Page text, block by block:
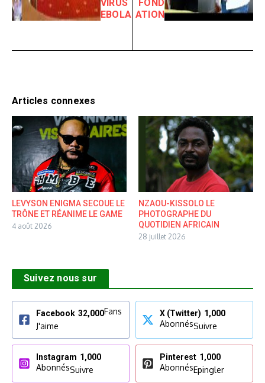
VIRUS
EBOLA
FOND
ATION
Articles connexes
LEVYSON ENIGMA SECOUE LE
TRÔNE ET RÉANIME LE GAME
4 août 2026
NZAOU-KISSOLO LE
PHOTOGRAPHE DU
QUOTIDIEN AFRICAIN
28 juillet 2026
Suivez nous sur
Facebook 32,000Fans
J'aime
X (Twitter) 1,000
AbonnésSuivre
Instagram 1,000
AbonnésSuivre
Pinterest 1,000
AbonnésEpingler